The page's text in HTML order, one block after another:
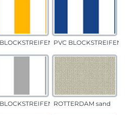
gelb
PVC BLOCKSTREIFEN
grau
ROTTERDAM sand